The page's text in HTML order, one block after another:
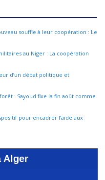
souffle à leur coopération : Le
au Niger : La coopération
d’un débat politique et
: Sayoud fixe la fin août comme
pour encadrer l’aide aux
Alger